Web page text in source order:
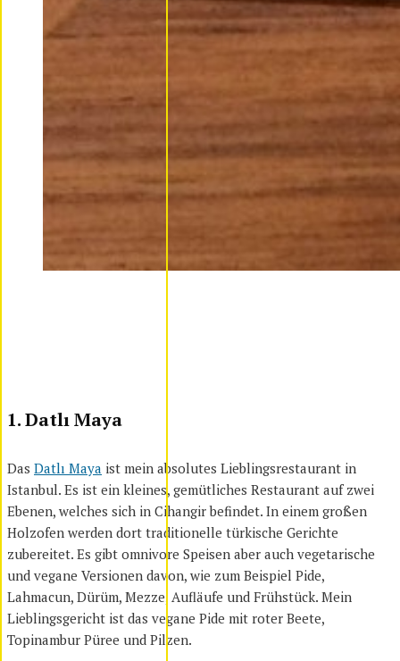
1. Datlı Maya
Das Datlı Maya ist mein absolutes Lieblingsrestaurant in
Istanbul. Es ist ein kleines, gemütliches Restaurant auf zwei
Ebenen, welches sich in Cihangir befindet. In einem großen
Holzofen werden dort traditionelle türkische Gerichte
zubereitet. Es gibt omnivore Speisen aber auch vegetarische
und vegane Versionen davon, wie zum Beispiel Pide,
Lahmacun, Dürüm, Mezze, Aufläufe und Frühstück. Mein
Lieblingsgericht ist das vegane Pide mit roter Beete,
Topinambur Püree und Pilzen.